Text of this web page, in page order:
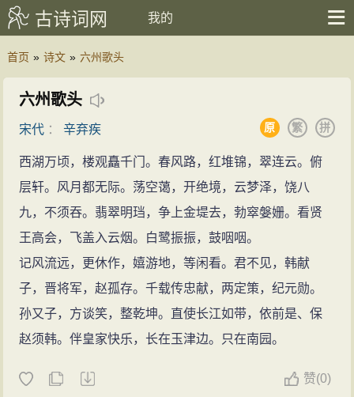
古诗词网 我的
首页 » 诗文 » 六州歌头
六州歌头
宋代 ：辛弃疾 拼
繁
原
西湖万顷，楼观矗千门。春风路，红堆锦，翠连云。俯
层轩。风月都无际。荡空蔼，开绝境，云梦泽，饶八
九，不须吞。翡翠明珰，争上金堤去，勃窣媻姗。看贤
王高会，飞盖入云烟。白鹭振振，鼓咽咽。
记风流远，更休作，嬉游地，等闲看。君不见，韩献
子，晋将军，赵孤存。千载传忠献，两定策，纪元勋。
孙又子，方谈笑，整乾坤。直使长江如带，依前是、保
赵须韩。伴皇家快乐，长在玉津边。只在南园。
赞(0)